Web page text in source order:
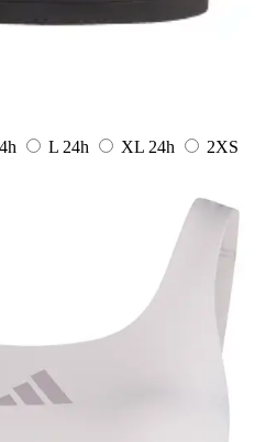
L 24h XL 24h
2XS